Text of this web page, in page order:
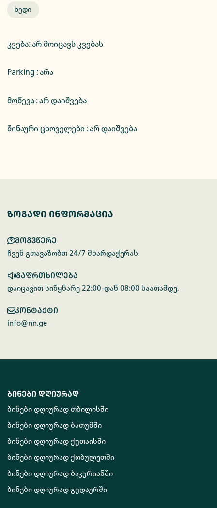
Ხედი
კვება:არ მოიცავს კვებას
Parking :არა
მოწევა : არ დაიშვება
შინაური ცხოველები : არ დაიშვება
ზოგადი ინფორმაცია
მოგვწერე
ჩვენ გთავაზობთ 24/7 მხარდაჭერას.
გაფრთხილება
დაიცავით სიწყნარე 22:00-დან 08:00 საათამდე.
კონტაქტი
info@nn.ge
ბინები დღიურად
ბინები დღიურად თბილისში
ბინები დღიურად ბათუმში
ბინები დღიურად ქუთაისში
ბინები დღიურად ქობულეთში
ბინები დღიურად ბაკურიანში
ბინები დღიურად გუდაურში